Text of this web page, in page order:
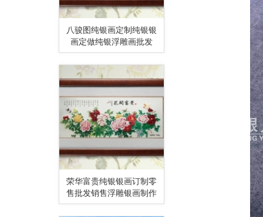
八骏图纯银画定制纯银银
画定做纯银浮雕画批发
荣华富贵纯银银画订制零
售批发销售浮雕银画制作